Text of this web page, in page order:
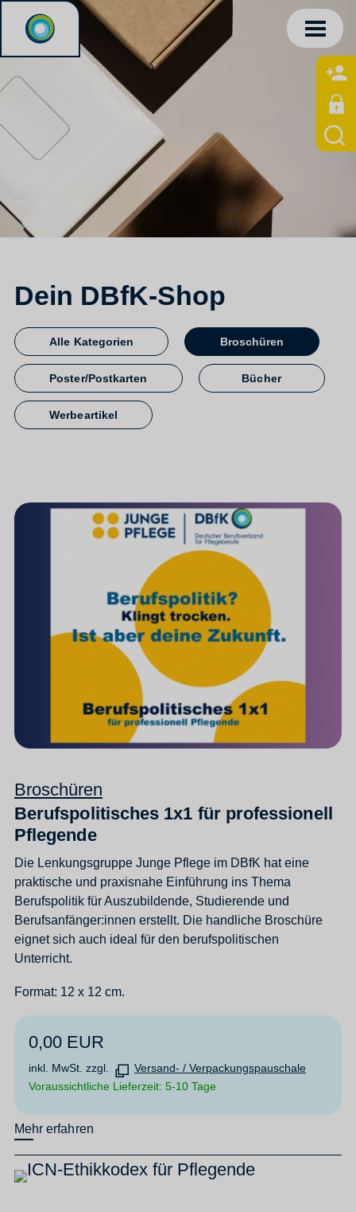
Dein DBfK-Shop
Alle Kategorien Broschüren
Poster/Postkarten Bücher
Werbeartikel
Broschüren
Berufspolitisches 1x1 für professionell
Pflegende
Die Lenkungsgruppe Junge Pflege im DBfK hat eine
praktische und praxisnahe Einführung ins Thema
Berufspolitik für Auszubildende, Studierende und
Berufsanfänger:innen erstellt. Die handliche Broschüre
eignet sich auch ideal für den berufspolitischen
Unterricht.
Format: 12 x 12 cm.
0,00 EUR
inkl. MwSt. zzgl.
Versand- / Verpackungspauschale
Voraussichtliche Lieferzeit: 5-10 Tage
Mehr erfahren